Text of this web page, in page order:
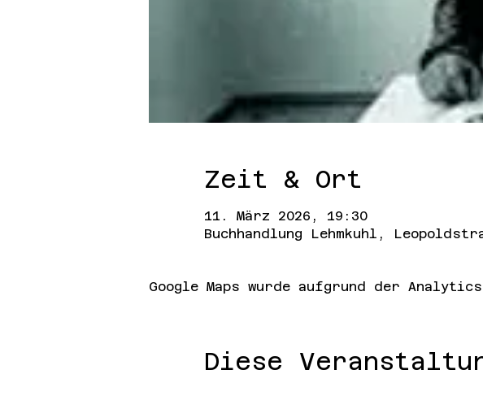
Zeit & Ort
11. März 2026, 19:30
Buchhandlung Lehmkuhl,
Google Maps wurde aufgrund der
Diese